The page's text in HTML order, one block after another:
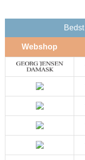
Webshop